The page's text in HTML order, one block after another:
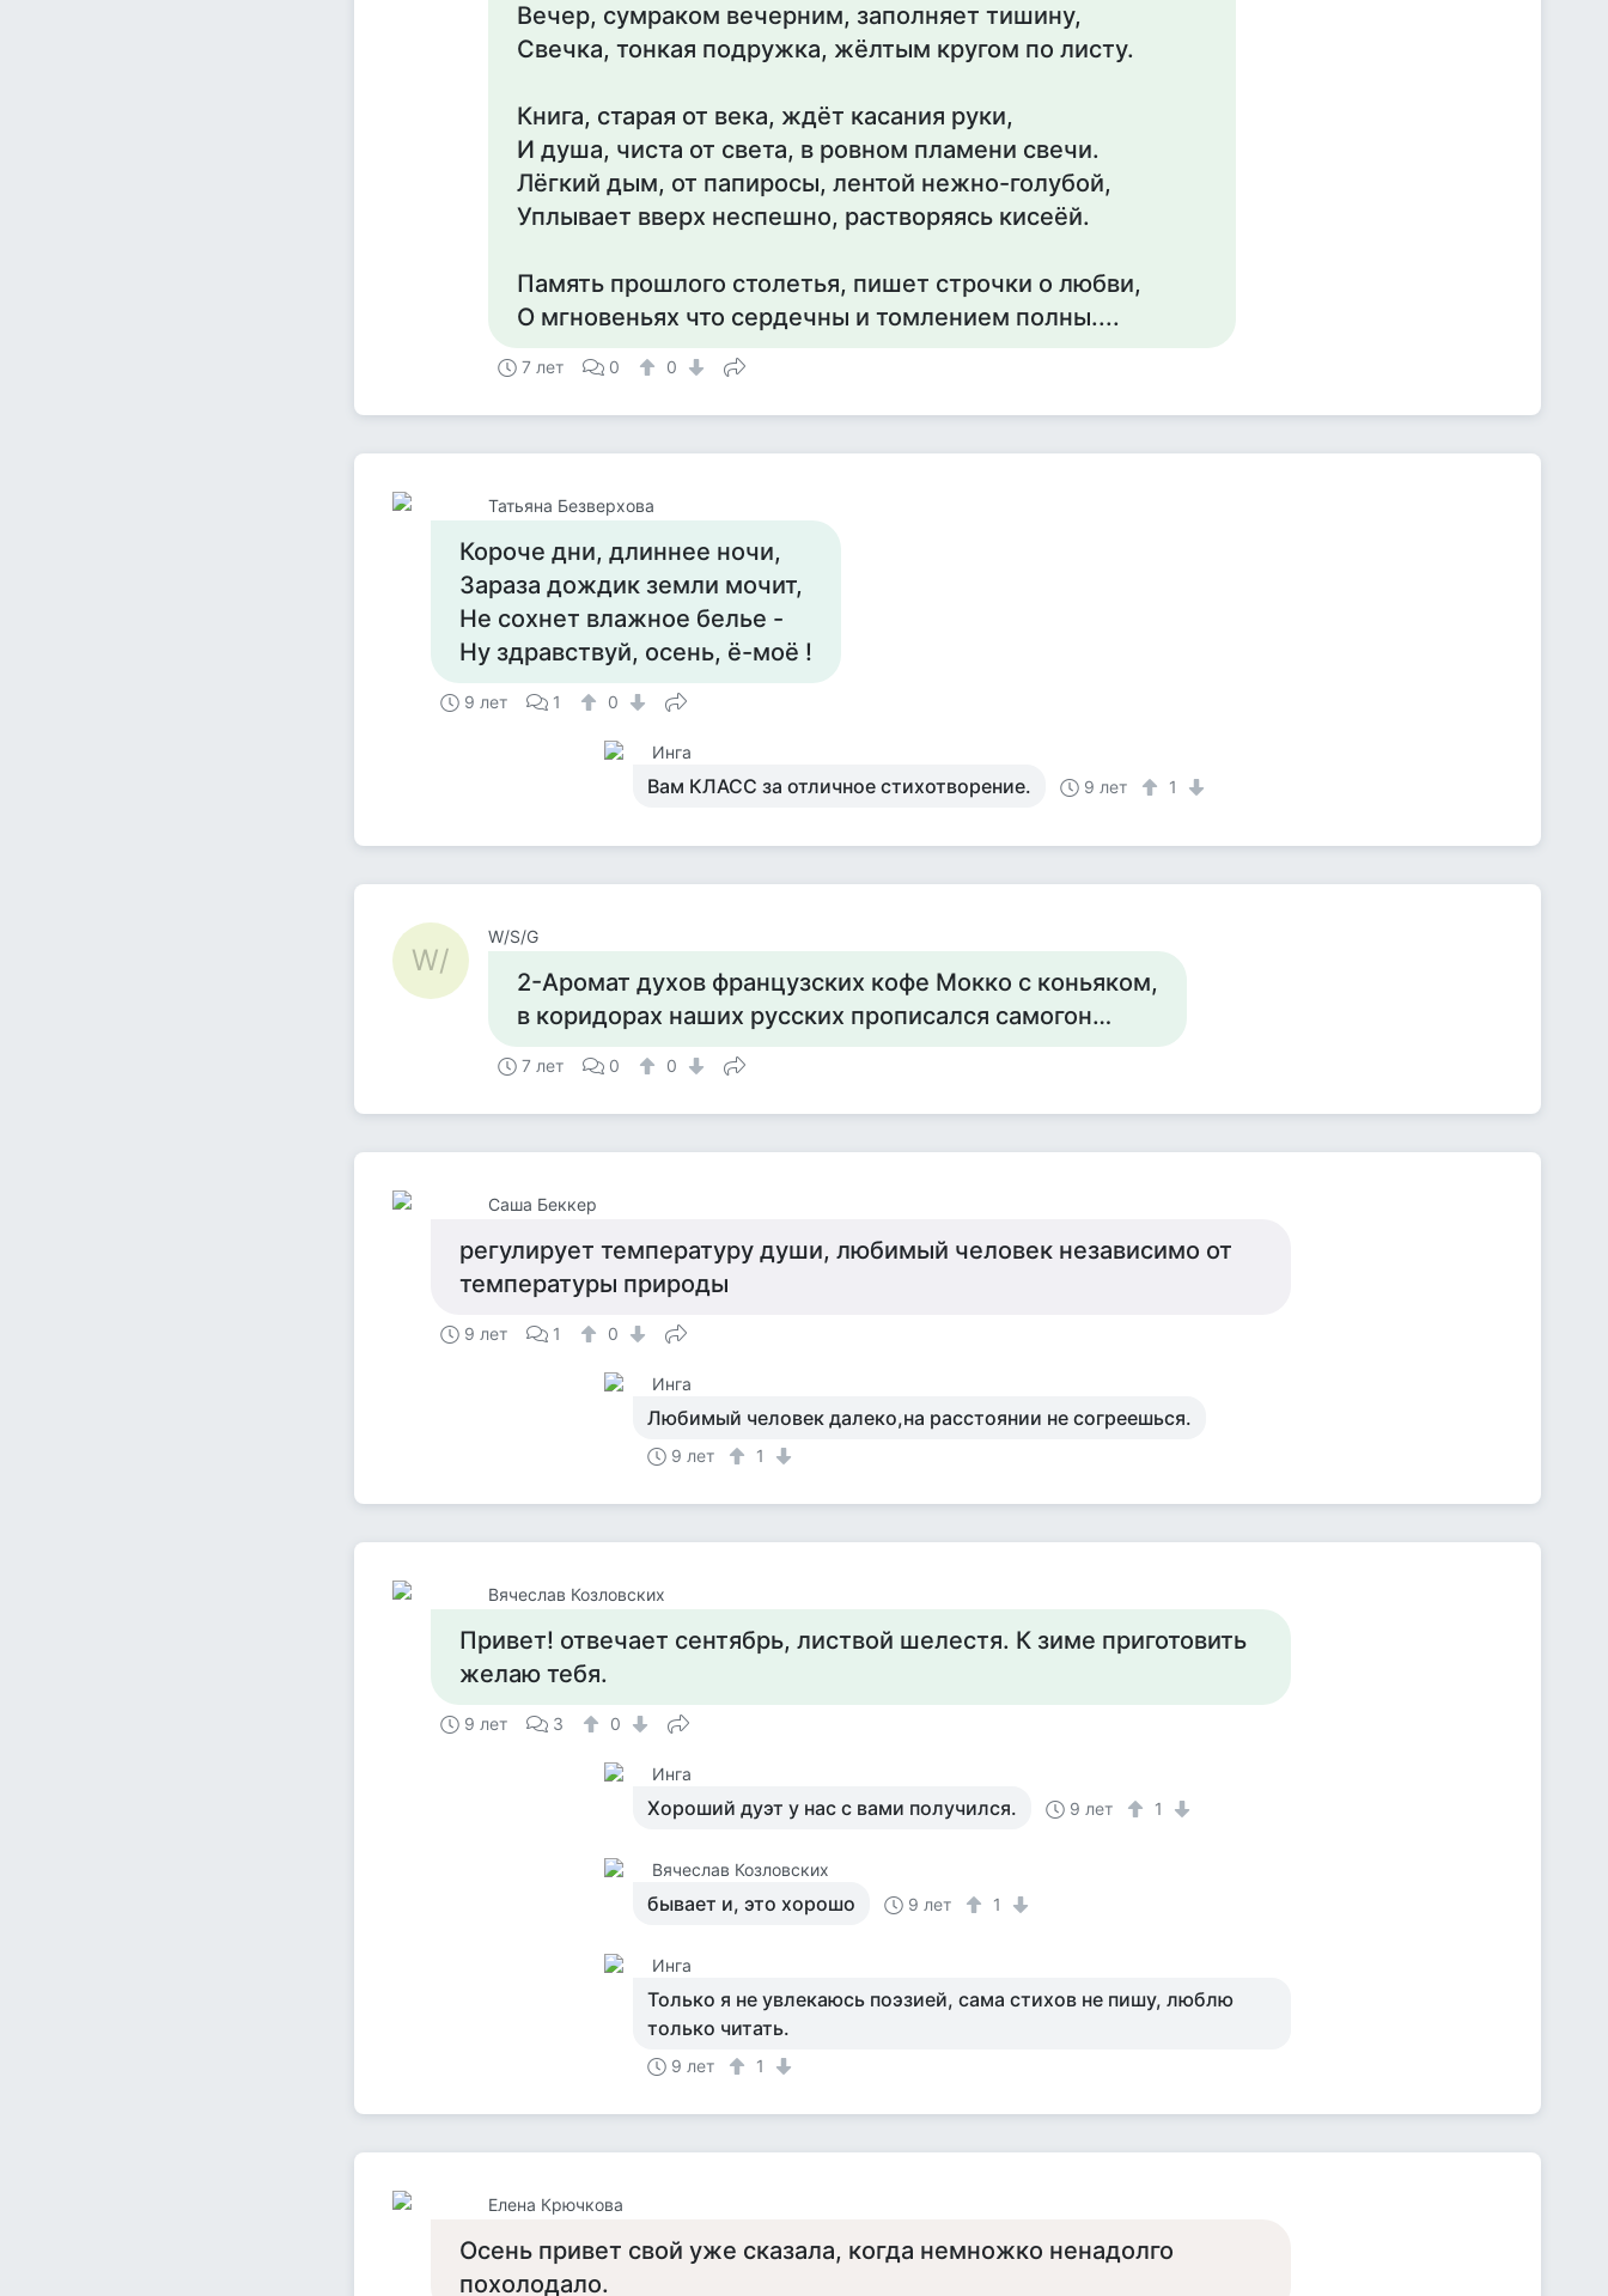
Вечер, сумраком вечерним, заполняет тишину,
Свечка, тонкая подружка, жёлтым кругом по листу.
Книга, старая от века, ждёт касания руки,
И душа, чиста от света, в ровном пламени свечи.
Лёгкий дым, от папиросы, лентой нежно-голубой,
Уплывает вверх неспешно, растворяясь кисеёй.
Память прошлого столетья, пишет строчки о любви,
О мгновеньях что сердечны и томлением полны....
7 лет 0 0
Татьяна Безверхова
Короче дни, длиннее ночи,
Зараза дождик земли мочит,
Не сохнет влажное белье -
Ну здравствуй, осень, ё-моё !
9 лет 1 0
Инга
Вам КЛАСС за отличное стихотворение. 9 лет 1
W/
W/S/G
2-Аромат духов французских кофе Мокко с коньяком,
в коридорах наших русских прописался самогон…
7 лет 0 0
Саша Беккер
регулирует температуру души, любимый человек независимо от
температуры природы
9 лет 1 0
Инга
Любимый человек далеко,на расстоянии не согреешься.
9 лет 1
Вячеслав Козловских
Привет! отвечает сентябрь, листвой шелестя. К зиме приготовить
желаю тебя.
9 лет 3 0
Инга
Хороший дуэт у нас с вами получился. 9 лет 1
Вячеслав Козловских
бывает и, это хорошо 9 лет 1
Инга
Только я не увлекаюсь поэзией, сама стихов не пишу, люблю
только читать.
9 лет 1
Елена Крючкова
Осень привет свой уже сказала, когда немножко ненадолго
похолодало.